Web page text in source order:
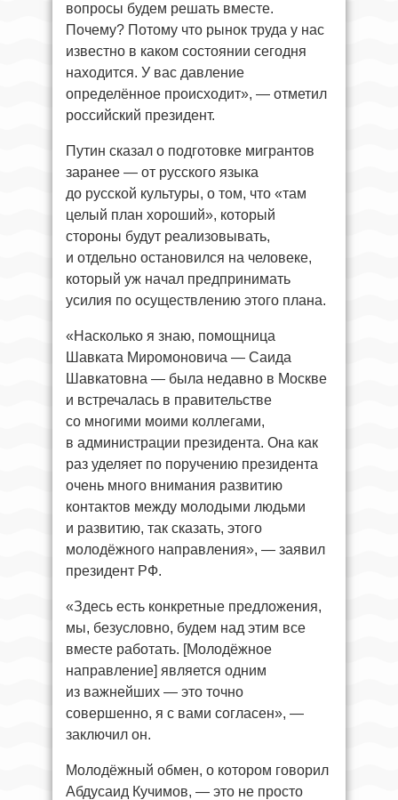
вопросы будем решать вместе.
Почему? Потому что рынок труда у нас
известно в каком состоянии сегодня
находится. У вас давление
определённое происходит», — отметил
российский президент.
Путин сказал о подготовке мигрантов
заранее — от русского языка
до русской культуры, о том, что «там
целый план хороший», который
стороны будут реализовывать,
и отдельно остановился на человеке,
который уж начал предпринимать
усилия по осуществлению этого плана.
«Насколько я знаю, помощница
Шавката Миромоновича — Саида
Шавкатовна — была недавно в Москве
и встречалась в правительстве
со многими моими коллегами,
в администрации президента. Она как
раз уделяет по поручению президента
очень много внимания развитию
контактов между молодыми людьми
и развитию, так сказать, этого
молодёжного направления», — заявил
президент РФ.
«Здесь есть конкретные предложения,
мы, безусловно, будем над этим все
вместе работать. [Молодёжное
направление] является одним
из важнейших — это точно
совершенно, я с вами согласен», —
заключил он.
Молодёжный обмен, о котором говорил
Абдусаид Кучимов, — это не просто